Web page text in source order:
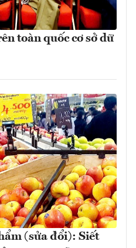
toàn quốc cơ sở dữ
(sửa đổi): Siết